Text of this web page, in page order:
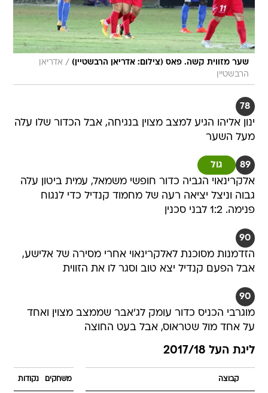
שער מזווית קשה. פאס (צילום: אדריאן הרבשטיין) / אדריאן
הרבשטיין
78
ינון אליהו הגיע למצב מצוין בנגיחה, אבל הכדור שלו עלה
מעל השער
89 גול
אלקרינאוי הגביה כדור חופשי משמאל, עמית ביטון עלה
גבוה וניצל יציאה רעה של מחמוד קנדיל כדי לנגוח
פנימה. 1:2 לבני סכנין
90
הזדמנות מסוכנת לאלקרינאוי אחרי מסירה של אלישע,
אבל הפעם קנדיל יצא טוב וסגר לו את הזווית
90
מוגרבי הכניס כדור עומק לג'אבר שממצב מצוין ואחד
על אחד מול שטראוס, אבל בעט החוצה
ליגת העל 2017/18
קבוצה משחקים נקודות